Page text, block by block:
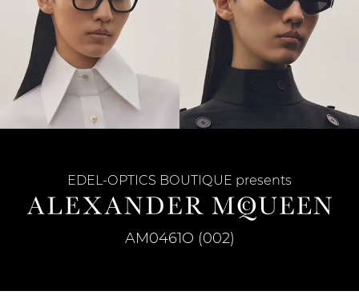
AM0461O (002)
EDEL-OPTICS BOUTIQUE presents